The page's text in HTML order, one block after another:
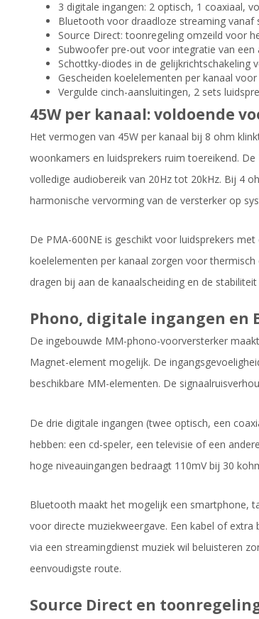
3 digitale ingangen: 2 optisch, 1 coaxiaal,
Bluetooth voor draadloze streaming
Source Direct: toonregeling omzeild voor
Subwoofer pre-out voor integratie van
Schottky-diodes in de gelijkrichtschakeling
Gescheiden koelelementen per kanaal
Vergulde cinch-aansluitingen, 2 sets
45W per kanaal: voldoende
Het vermogen van 45W per kanaal bij 8 ohm
woonkamers en luidsprekers ruim toereikend.
volledige audiobereik van 20Hz tot 20kHz. Bij 4
harmonische vervorming van de versterker op
De PMA-600NE is geschikt voor luidsprekers
koelelementen per kanaal zorgen voor
dragen bij aan de kanaalscheiding en de
Phono, digitale ingangen en
De ingebouwde MM-phono-voorversterker
Magnet-element mogelijk. De
beschikbare MM-elementen. De
De drie digitale ingangen (twee optisch, een
hebben: een cd-speler, een televisie of een
hoge niveauingangen bedraagt 110mV bij 30
Bluetooth maakt het mogelijk een smartphone,
voor directe muziekweergave. Een kabel of
via een streamingdienst muziek wil beluisteren
eenvoudigste route.
Source Direct en